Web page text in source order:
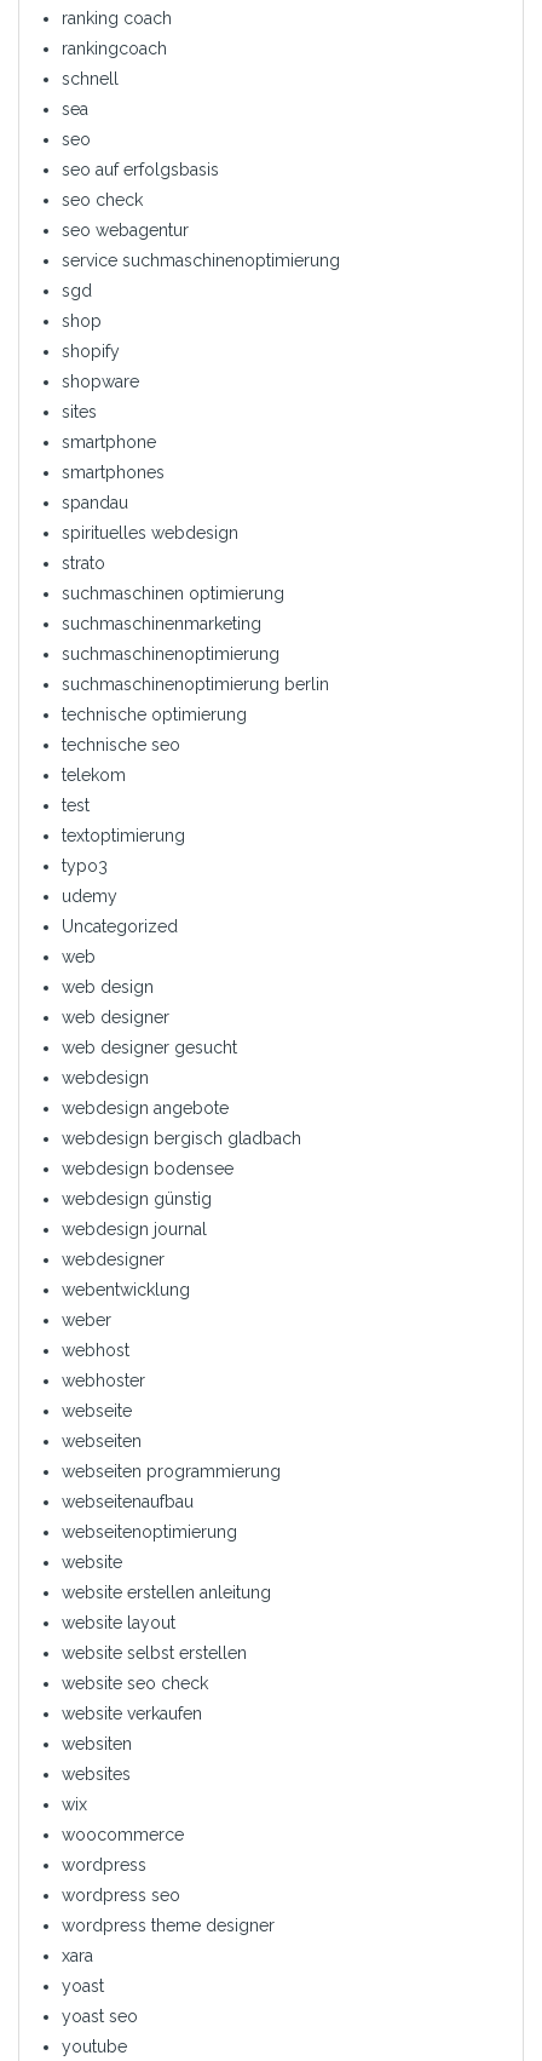
ranking coach
rankingcoach
schnell
sea
seo
seo auf erfolgsbasis
seo check
seo webagentur
service suchmaschinenoptimierung
sgd
shop
shopify
shopware
sites
smartphone
smartphones
spandau
spirituelles webdesign
strato
suchmaschinen optimierung
suchmaschinenmarketing
suchmaschinenoptimierung
suchmaschinenoptimierung berlin
technische optimierung
technische seo
telekom
test
textoptimierung
typo3
udemy
Uncategorized
web
web design
web designer
web designer gesucht
webdesign
webdesign angebote
webdesign bergisch gladbach
webdesign bodensee
webdesign günstig
webdesign journal
webdesigner
webentwicklung
weber
webhost
webhoster
webseite
webseiten
webseiten programmierung
webseitenaufbau
webseitenoptimierung
website
website erstellen anleitung
website layout
website selbst erstellen
website seo check
website verkaufen
websiten
websites
wix
woocommerce
wordpress
wordpress seo
wordpress theme designer
xara
yoast
yoast seo
youtube